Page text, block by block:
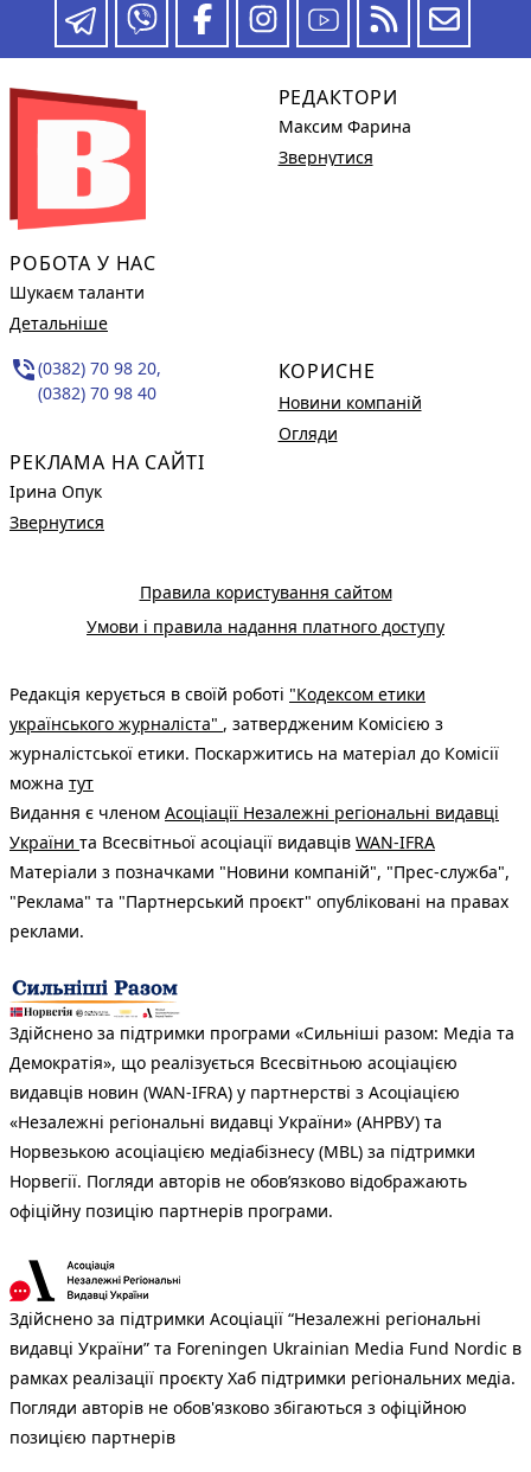
РОБОТА У НАС
Шукаєм таланти
Детальніше
phone_in_talk(0382) 70 98 20,
(0382) 70 98 40
РЕКЛАМА НА САЙТІ
Ірина Опук
Звернутися
РЕДАКТОРИ
Максим Фарина
Звернутися
КОРИСНЕ
Новини компаній
Огляди
Правила користування сайтом
Умови і правила надання платного доступу
Редакція керується в своїй роботі "Кодексом етики
українського журналіста" , затвердженим Комісією з
журналістської етики. Поскаржитись на матеріал до Комісії
можна тут
Видання є членом Асоціації Незалежні регіональні видавці
України та Всесвітньої асоціації видавців WAN-IFRA
Матеріали з позначками "Новини компаній", "Прес-служба",
"Реклама" та "Партнерський проєкт" опубліковані на правах
реклами.
Здійснено за підтримки програми «Сильніші разом: Медіа та
Демократія», що реалізується Всесвітньою асоціацією
видавців новин (WAN-IFRA) у партнерстві з Асоціацією
«Незалежні регіональні видавці України» (АНРВУ) та
Норвезькою асоціацією медіабізнесу (MBL) за підтримки
Норвегії. Погляди авторів не обов’язково відображають
офіційну позицію партнерів програми.
Здійснено за підтримки Асоціації “Незалежні регіональні
видавці України” та Foreningen Ukrainian Media Fund Nordic в
рамках реалізації проєкту Хаб підтримки регіональних медіа.
Погляди авторів не обов'язково збігаються з офіційною
позицією партнерів